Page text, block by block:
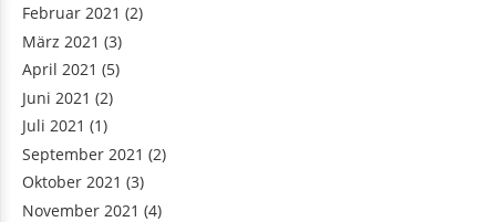
Februar 2021 (2)
März 2021 (3)
April 2021 (5)
Juni 2021 (2)
Juli 2021 (1)
September 2021 (2)
Oktober 2021 (3)
November 2021 (4)